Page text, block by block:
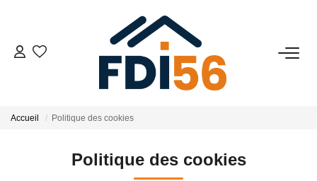
02 97 81 41 39
VENTES
Accueil Politique des cookies
Politique des cookies